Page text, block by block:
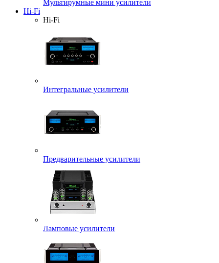
Мультирумные мини усилители
Hi-Fi
Hi-Fi
Интегральные усилители
Предварительные усилители
Ламповые усилители